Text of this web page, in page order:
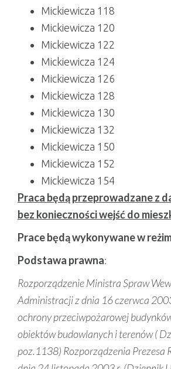
Mickiewicza 118
Mickiewicza 120
Mickiewicza 122
Mickiewicza 124
Mickiewicza 126
Mickiewicza 128
Mickiewicza 130
Mickiewicza 132
Mickiewicza 150
Mickiewicza 152
Mickiewicza 154
Praca będą przeprowadzane z
bez konieczności wejść do
Prace będą wykonywane w
Podstawa prawna:
Rozporządzenie Ministra Spraw
Administracji z dnia 16 czerwca
ochrony przeciwpożarowej
obiektów budowlanych i terenów (
poz.1138) Rozporządzenia Prezesa